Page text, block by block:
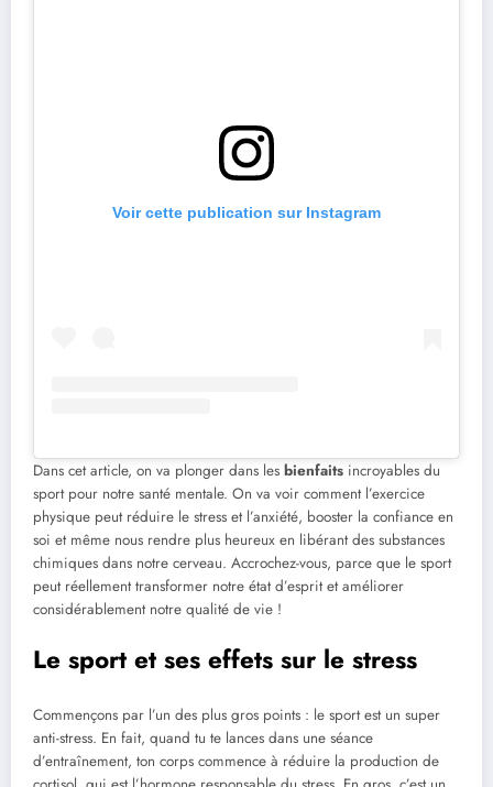
Voir cette publication sur Instagram
Dans cet article, on va plonger dans les bienfaits incroyables du
sport pour notre santé mentale. On va voir comment l’exercice
physique peut réduire le stress et l’anxiété, booster la confiance en
soi et même nous rendre plus heureux en libérant des substances
chimiques dans notre cerveau. Accrochez-vous, parce que le sport
peut réellement transformer notre état d’esprit et améliorer
considérablement notre qualité de vie !
Le sport et ses effets sur le stress
Commençons par l’un des plus gros points : le sport est un super
anti-stress. En fait, quand tu te lances dans une séance
d’entraînement, ton corps commence à réduire la production de